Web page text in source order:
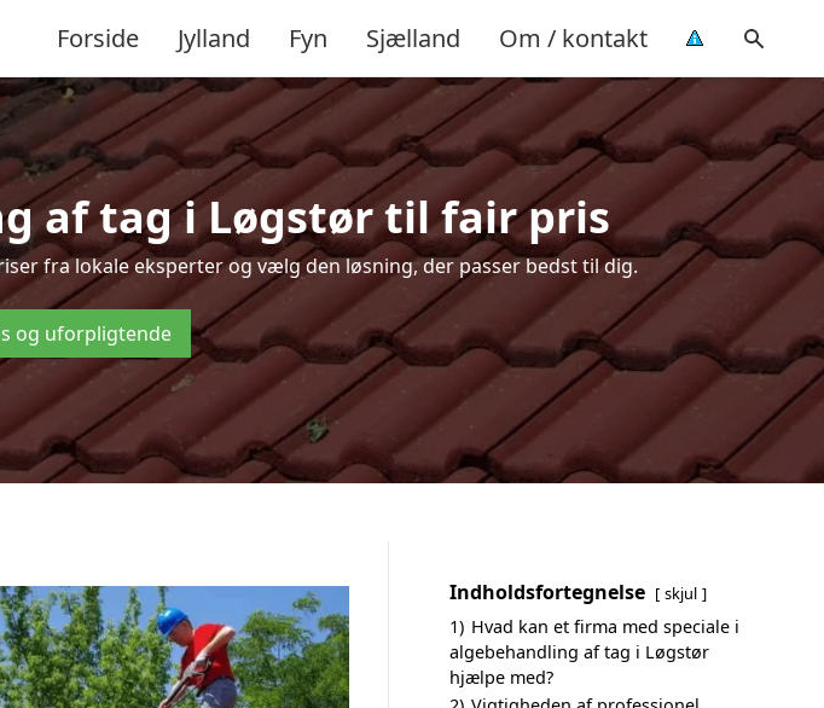
Forside Jylland Fyn Sjælland Om / kontakt
af tag i Løgstør til fair pris
fra lokale eksperter og vælg den løsning, der passer bedst til dig.
og uforpligtende
Indholdsfortegnelse skjul
1) Hvad kan et firma med speciale i
algebehandling af tag i Løgstør
hjælpe med?